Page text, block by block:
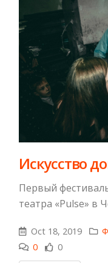
Искусство
Первый
театра «Pulsе» в
Oct 18, 2019
0
0